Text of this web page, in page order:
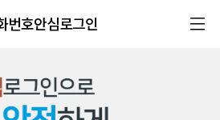
번호안심로그인